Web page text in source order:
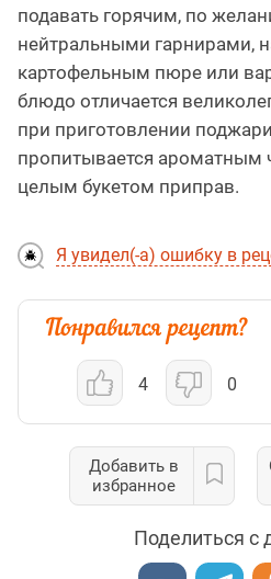
подавать горячим, по
нейтральными гарнирами,
картофельным пюре или
блюдо отличается
при приготовлении
пропитывается ароматным
целым букетом приправ.
Я увидел(-а) ошибку в
4 0
Добавить в
избранное
Поделиться с